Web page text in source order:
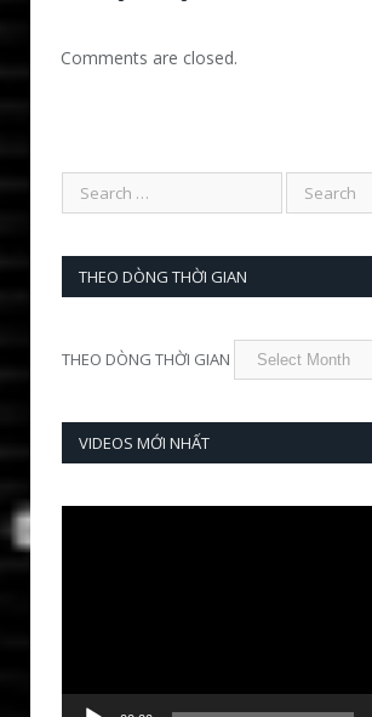
Comments are closed.
THEO DÒNG THỜI GIAN
THEO DÒNG THỜI GIAN
VIDEOS MỚI NHẤT